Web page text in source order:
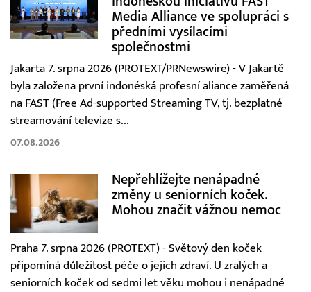
Media Alliance ve spolupráci s
předními vysílacími
společnostmi
Jakarta 7. srpna 2026 (PROTEXT/PRNewswire) - V Jakartě
byla založena první indonéská profesní aliance zaměřená
na FAST (Free Ad-supported Streaming TV, tj. bezplatné
streamování televize s...
07.08.2026
Nepřehlížejte nenápadné
změny u seniorních koček.
Mohou značit vážnou nemoc
Praha 7. srpna 2026 (PROTEXT) - Světový den koček
připomíná důležitost péče o jejich zdraví. U zralých a
seniorních koček od sedmi let věku mohou i nenápadné